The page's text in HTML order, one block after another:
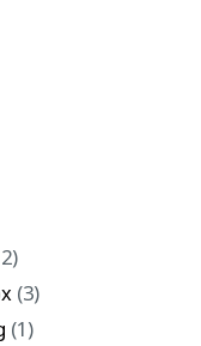
(3)
(1)